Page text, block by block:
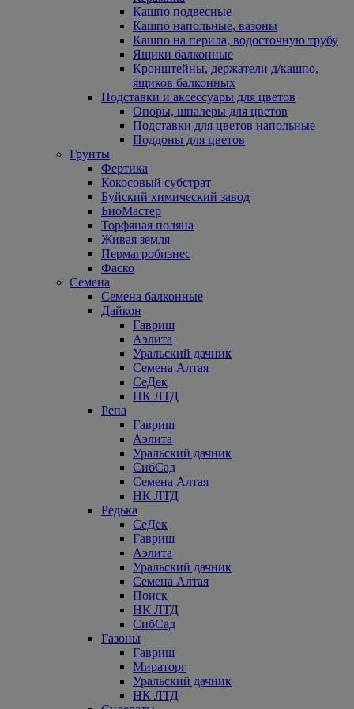
Кашпо подвесные
Кашпо напольные, вазоны
Кашпо на перила, водосточную трубу
Ящики балконные
Кронштейны, держатели д/кашпо,
ящиков балконных
Подставки и аксессуары для цветов
Опоры, шпалеры для цветов
Подставки для цветов напольные
Поддоны для цветов
Грунты
Фертика
Кокосовый субстрат
Буйский химический завод
БиоМастер
Торфяная поляна
Живая земля
Пермагробизнес
Фаско
Семена
Семена балконные
Дайкон
Гавриш
Аэлита
Уральский дачник
Семена Алтая
СеДек
НК ЛТД
Репа
Гавриш
Аэлита
Уральский дачник
СибСад
Семена Алтая
НК ЛТД
Редька
СеДек
Гавриш
Аэлита
Уральский дачник
Семена Алтая
Поиск
НК ЛТД
СибСад
Газоны
Гавриш
Мираторг
Уральский дачник
НК ЛТД